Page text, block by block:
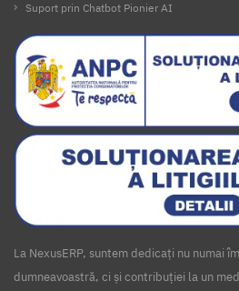
Suport prin Chatbot Pionier AI
La NexusERP, suntem dedicați nu numai
dumneavoastră, ci și contribuției la un